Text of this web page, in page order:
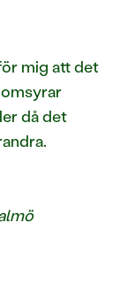
mig att det
då det